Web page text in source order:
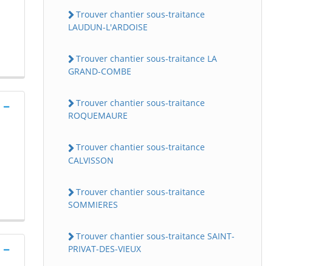
Trouver chantier sous-traitance
LAUDUN-L'ARDOISE
Trouver chantier sous-traitance LA
GRAND-COMBE
Trouver chantier sous-traitance
ROQUEMAURE
Trouver chantier sous-traitance
CALVISSON
Trouver chantier sous-traitance
SOMMIERES
Trouver chantier sous-traitance SAINT-
PRIVAT-DES-VIEUX